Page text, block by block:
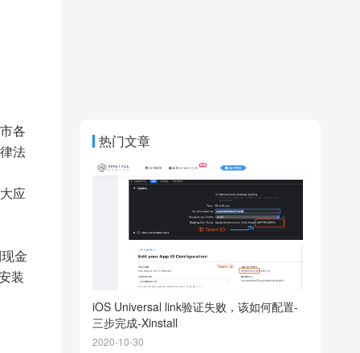
各
法
应
金
装
热门文章
iOS Universal link验证失败，该如何配置-
三步完成-Xinstall
2020-10-30